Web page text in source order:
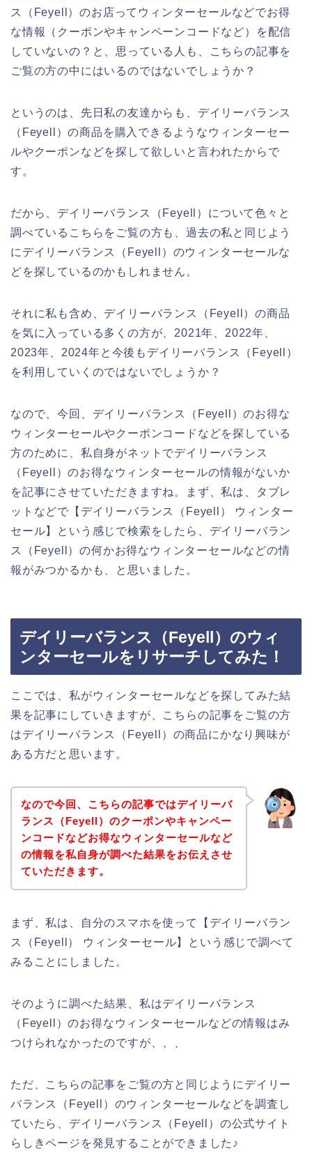
ス（Feyell）のお店ってウィンターセールなどでお得
な情報（クーポンやキャンペーンコードなど）を配信
していないの？と、思っている人も、こちらの記事を
ご覧の方の中にはいるのではないでしょうか？
というのは、先日私の友達からも、デイリーバランス
（Feyell）の商品を購入できるようなウィンターセー
ルやクーポンなどを探して欲しいと言われたからで
す。
だから、デイリーバランス（Feyell）について色々と
調べているこちらをご覧の方も、過去の私と同じよう
にデイリーバランス（Feyell）のウィンターセールな
どを探しているのかもしれません。
それに私も含め、デイリーバランス（Feyell）の商品
を気に入っている多くの方が、2021年、2022年、
2023年、2024年と今後もデイリーバランス（Feyell）
を利用していくのではないでしょうか？
なので、今回、デイリーバランス（Feyell）のお得な
ウィンターセールやクーポンコードなどを探している
方のために、私自身がネットでデイリーバランス
（Feyell）のお得なウィンターセールの情報がないか
を記事にさせていただきますね。まず、私は、タブレ
ットなどで【デイリーバランス（Feyell） ウィンター
セール】という感じで検索をしたら、デイリーバラン
ス（Feyell）の何かお得なウィンターセールなどの情
報がみつかるかも、と思いました。
デイリーバランス（Feyell）のウィ
ンターセールをリサーチしてみた！
ここでは、私がウィンターセールなどを探してみた結
果を記事にしていきますが、こちらの記事をご覧の方
はデイリーバランス（Feyell）の商品にかなり興味が
ある方だと思います。
なので今回、こちらの記事ではデイリーバ
ランス（Feyell）のクーポンやキャンペー
ンコードなどお得なウィンターセールなど
の情報を私自身が調べた結果をお伝えさせ
ていただきます。
まず、私は、自分のスマホを使って【デイリーバラン
ス（Feyell） ウィンターセール】という感じで調べて
みることにしました。
そのように調べた結果、私はデイリーバランス
（Feyell）のお得なウィンターセールなどの情報はみ
つけられなかったのですが、、、
ただ、こちらの記事をご覧の方と同じようにデイリー
バランス（Feyell）のウィンターセールなどを調査し
ていたら、デイリーバランス（Feyell）の公式サイト
らしきページを発見することができました♪